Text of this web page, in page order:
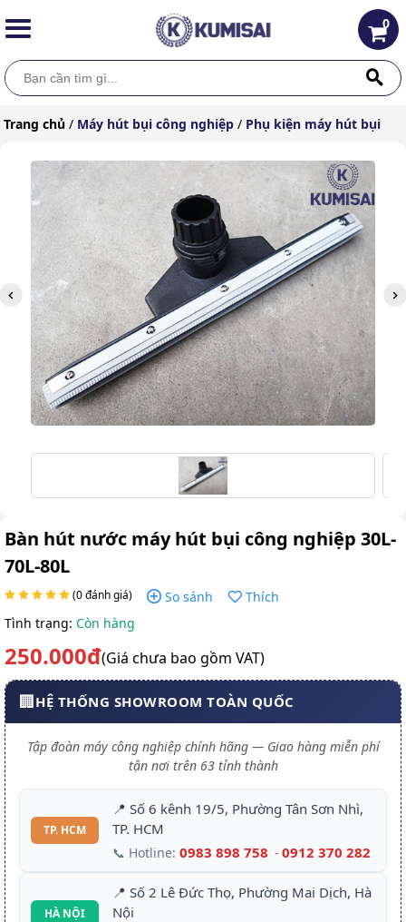
0
Trang chủ / Máy hút bụi công nghiệp / Phụ kiện máy hút bụi
Bàn hút nước máy hút bụi công nghiệp 30L-
70L-80L
(0 đánh giá) So sánh
Thích
Tình trạng: Còn hàng
250.000đ(Giá chưa bao gồm VAT)
🏢HỆ THỐNG SHOWROOM TOÀN QUỐC
Tập đoàn máy công nghiệp chính hãng — Giao hàng miễn phí
tận nơi trên 63 tỉnh thành
TP. HCM
📍 Số 6 kênh 19/5, Phường Tân Sơn Nhì,
TP. HCM
📞 Hotline: 0983 898 758 - 0912 370 282
HÀ NỘI
📍 Số 2 Lê Đức Thọ, Phường Mai Dịch, Hà
Nội